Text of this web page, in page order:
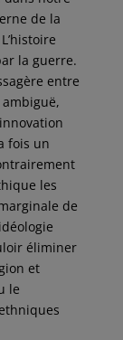
de la
la guerre.
entre
fois un
les
de
éliminer
et
le